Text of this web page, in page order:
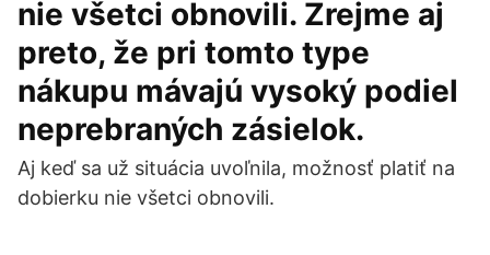
nie všetci obnovili. Zrejme aj
preto, že pri tomto type
nákupu mávajú vysoký podiel
neprebraných zásielok.
Aj keď sa už situácia uvoľnila, možnosť platiť na
dobierku nie všetci obnovili.